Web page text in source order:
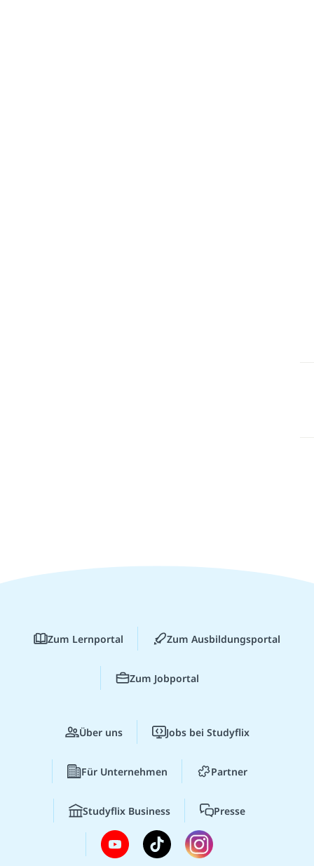
Zum Lernportal Zum Ausbildungsportal
Zum Jobportal
Über uns Jobs bei Studyflix
Für Unternehmen Partner
Studyflix Business Presse